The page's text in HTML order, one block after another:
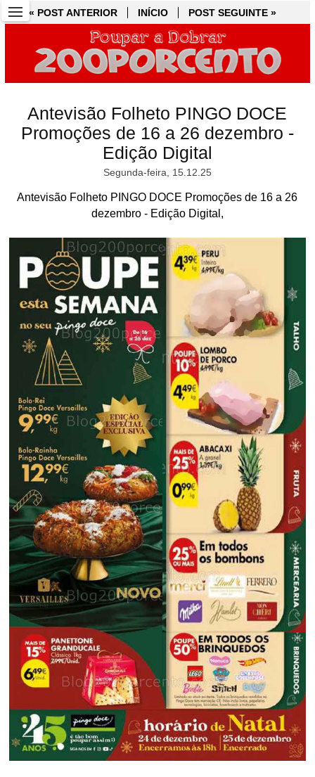
« POST ANTERIOR INÍCIO POST SEGUINTE »
Antevisão Folheto PINGO DOCE
Promoções de 16 a 26 dezembro -
Edição Digital
Segunda-feira, 15.12.25
Antevisão Folheto PINGO DOCE Promoções de 16 a 26
dezembro - Edição Digital,
« POST ANTERIOR INÍCIO POST SEGUINTE »